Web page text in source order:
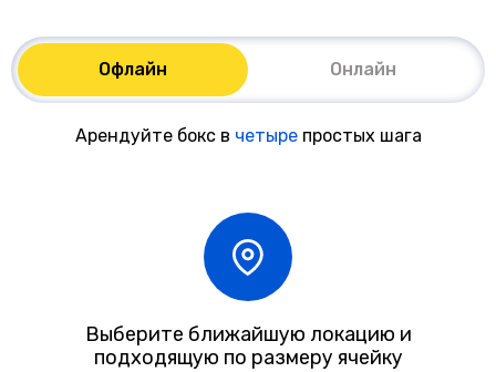
Офлайн Онлайн
Арендуйте бокс в четырепростых шага
Выберите ближайшую локацию и
подходящую по размеру ячейку